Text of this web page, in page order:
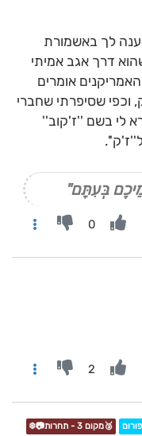
לך באשמורת
דרך אגב אמיתי
אומרים
וכפי שסיפרתי שחברי
לי בשם ''ז'קוב''
בְּעִתָּם"
0
2
🥉מקום 3 - תחרות📷❄️